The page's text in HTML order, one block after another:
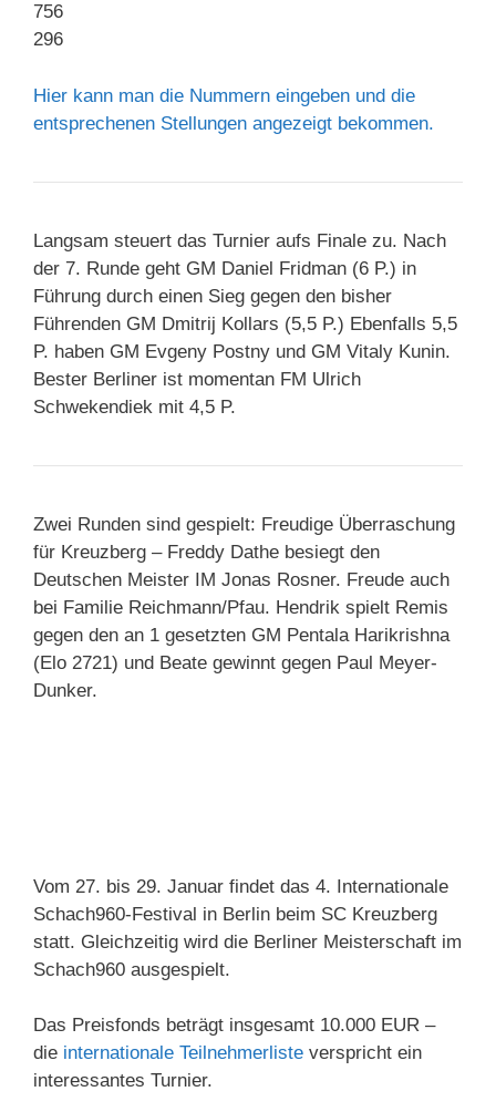
756
296
Hier kann man die Nummern eingeben und die
entsprechenen Stellungen angezeigt bekommen.
Langsam steuert das Turnier aufs Finale zu. Nach
der 7. Runde geht GM Daniel Fridman (6 P.) in
Führung durch einen Sieg gegen den bisher
Führenden GM Dmitrij Kollars (5,5 P.) Ebenfalls 5,5
P. haben GM Evgeny Postny und GM Vitaly Kunin.
Bester Berliner ist momentan FM Ulrich
Schwekendiek mit 4,5 P.
Zwei Runden sind gespielt: Freudige Überraschung
für Kreuzberg – Freddy Dathe besiegt den
Deutschen Meister IM Jonas Rosner. Freude auch
bei Familie Reichmann/Pfau. Hendrik spielt Remis
gegen den an 1 gesetzten GM Pentala Harikrishna
(Elo 2721) und Beate gewinnt gegen Paul Meyer-
Dunker.
Vom 27. bis 29. Januar findet das 4. Internationale
Schach960-Festival in Berlin beim SC Kreuzberg
statt. Gleichzeitig wird die Berliner Meisterschaft im
Schach960 ausgespielt.
Das Preisfonds beträgt insgesamt 10.000 EUR –
die internationale Teilnehmerliste verspricht ein
interessantes Turnier.